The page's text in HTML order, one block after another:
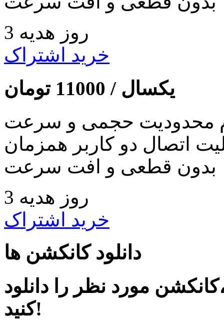
3 روز هدیه
خرید اشتراک
یکسال / 11000 تومان
محدودیت حجمی و سرعت
اتصال دو کاربر همزمان
بدون قطعی و افت سرعت
3 روز هدیه
خرید اشتراک
دانلود کانکشن ها
مورد نظر را دانلود
کنید!